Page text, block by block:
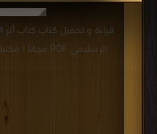
قراءة و تحميل كتاب كتاب أثر
الإسلامي PDF مجانا | مكتبة >